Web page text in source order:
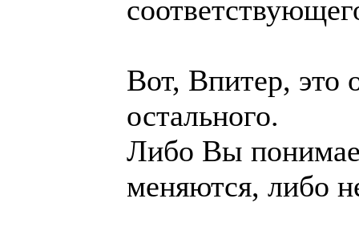
Вот, Впитер, это
остального.
Либо Вы
меняются, либо